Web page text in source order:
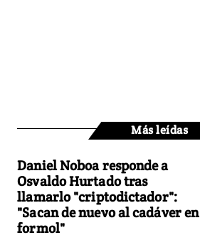
Más leídas
Daniel Noboa responde a
Osvaldo Hurtado tras
llamarlo "criptodictador":
"Sacan de nuevo al cadáver en
formol"